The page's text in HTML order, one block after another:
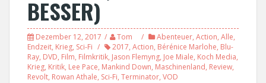
BESSER)
Dezember 12, 2017 Tom Abenteuer, Action, Alle,
Endzeit, Krieg, Sci-Fi 2017, Action, Bérénice Marlohe, Blu-
Ray, DVD, Film, Filmkritik, Jason Flemyng, Joe Miale, Koch Media,
Krieg, Kritik, Lee Pace, Mankind Down, Maschinenland, Review,
Revolt, Rowan Athale, Sci-Fi, Terminator, VOD